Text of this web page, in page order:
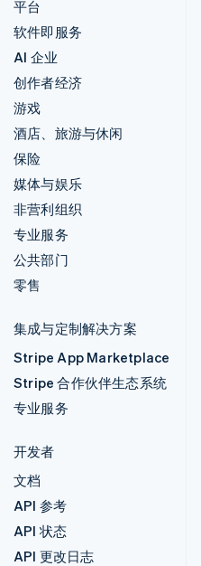
平台
软件即服务
AI 企业
创作者经济
游戏
酒店、旅游与休闲
保险
媒体与娱乐
非营利组织
专业服务
公共部门
零售
集成与定制解决方案
Stripe App Marketplace
Stripe 合作伙伴生态系统
专业服务
开发者
文档
API 参考
API 状态
API 更改日志